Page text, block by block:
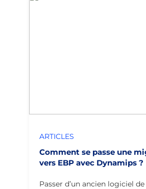
ARTICLES
Comment se passe une
vers EBP avec Dynamips ?
Passer d’un ancien logiciel